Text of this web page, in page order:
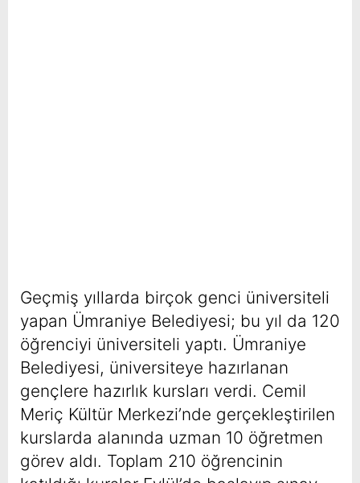
Geçmiş yıllarda birçok genci üniversiteli
yapan Ümraniye Belediyesi; bu yıl da 120
öğrenciyi üniversiteli yaptı. Ümraniye
Belediyesi, üniversiteye hazırlanan
gençlere hazırlık kursları verdi. Cemil
Meriç Kültür Merkezi’nde gerçekleştirilen
kurslarda alanında uzman 10 öğretmen
görev aldı. Toplam 210 öğrencinin